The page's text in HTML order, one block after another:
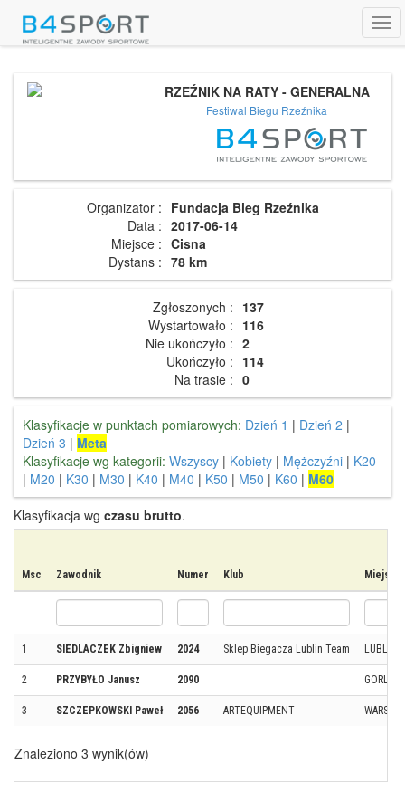
RZEŹNIK NA RATY - GENERALNA
Festiwal Biegu Rzeźnika
Organizator : Fundacja Bieg Rzeźnika
Data : 2017-06-14
Miejsce : Cisna
Dystans : 78 km
Zgłoszonych : 137
Wystartowało : 116
Nie ukończyło : 2
Ukończyło : 114
Na trasie : 0
Klasyfikacje w punktach pomiarowych: Dzień 1 | Dzień 2 |
Dzień 3 | Meta
Klasyfikacje wg kategorii: Wszyscy | Kobiety | Mężczyźni | K20
| M20 | K30 | M30 | K40 | M40 | K50 | M50 | K60 | M60
Klasyfikacja wg czasu brutto.
Msc Zawodnik Numer Klub
1 SIEDLACZEK Zbigniew 2024 Sklep Biegacza Lublin Team LUBLIN
2 PRZYBYŁO Janusz 2090 GORLICE
3 SZCZEPKOWSKI Paweł 2056 ARTEQUIPMENT
Znaleziono 3 wynik(ów)